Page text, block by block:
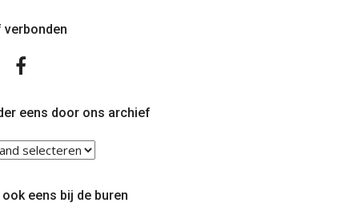
verbonden
Facebook
eens door ons archief
ook eens bij de buren